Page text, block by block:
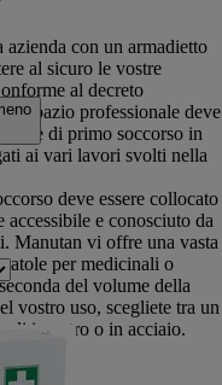
azienda con un armadietto
al sicuro le vostre
al decreto
spazio professionale deve
di primo soccorso in
ai vari lavori svolti nella
deve essere collocato
e conosciuto da
Manutan vi offre una vasta
per medicinali o
del volume della
vostro uso, scegliete tra un
in vetro o in acciaio.